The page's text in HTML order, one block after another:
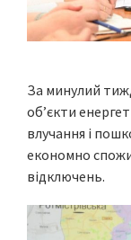
За минулий
об’єкти
влучання і
економно
відключень.